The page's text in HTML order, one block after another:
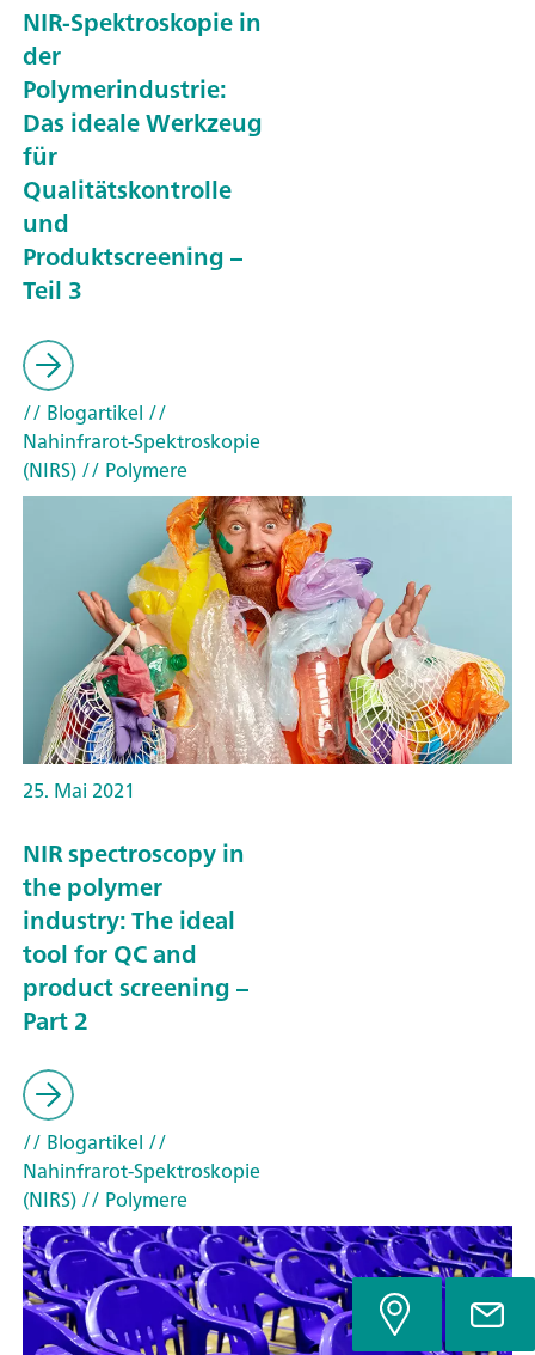
NIR-Spektroskopie in
der
Polymerindustrie:
Das ideale Werkzeug
für
Qualitätskontrolle
und
Produktscreening –
Teil 3
// Blogartikel //
Nahinfrarot-Spektroskopie
(NIRS)// Polymere
25. Mai 2021
NIR spectroscopy in
the polymer
industry: The ideal
tool for QC and
product screening –
Part 2
// Blogartikel //
Nahinfrarot-Spektroskopie
(NIRS)// Polymere